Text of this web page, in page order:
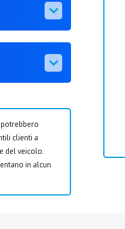
clienti a
del veicolo.
in alcun